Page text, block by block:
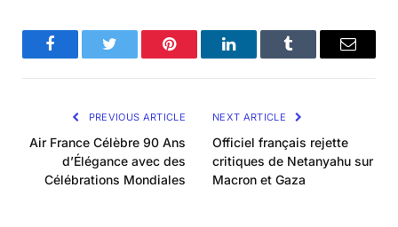
FacebookTwitter Pinterest LinkedInTumblr Email
PREVIOUS ARTICLE
Air France Célèbre 90 Ans
d’Élégance avec des
Célébrations Mondiales
NEXT ARTICLE
Officiel français rejette
critiques de Netanyahu sur
Macron et Gaza